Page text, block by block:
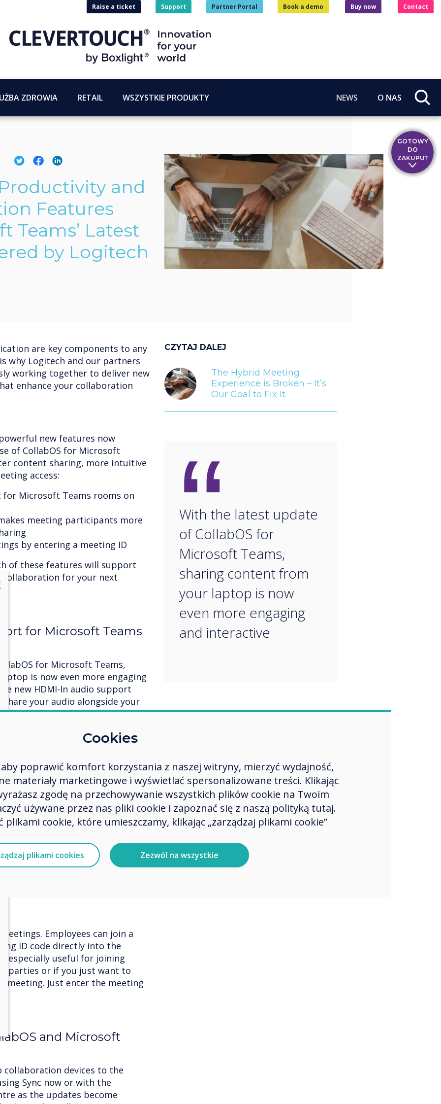
Raise a ticket Support Partner Portal Book a demo Buy now Contact
ZDROWIA RETAIL WSZYSTKIE PRODUKTY NEWS O NAS
and
Features
Teams’ Latest
by Logitech
are key components to any
why Logitech and our partners
working together to deliver new
enhance your collaboration
new features now
of CollabOS for Microsoft
content sharing, more intuitive
access:
for Microsoft Teams rooms on
meeting participants more
by entering a meeting ID
of these features will support
collaboration for your next
for Microsoft Teams
for Microsoft Teams,
is now even more engaging
new HDMI-In audio support
your audio alongside your
cable from your Rally Bar or
the content being shared
making virtual participants
With Microsoft’s FrontRow
Teams Rooms on Android,
Now everyone can be seen
while also engaging with
Employees can join a
ID code directly into the
especially useful for joining
parties or if you just want to
meeting. Just enter the meeting
and Microsoft
collaboration devices to the
Sync now or with the
as the updates become
CZYTAJ DALEJ
The Hybrid Meeting
Experience is Broken – It’s
Our Goal to Fix It
“
With the latest update
of CollabOS for
Microsoft Teams,
sharing content from
your laptop is now
even more engaging
and interactive
GOTOWY
DO
ZAKUPU?
Cookies
poprawić komfort korzystania z naszej witryny, mierzyć wydajność,
materiały marketingowe i wyświetlać spersonalizowane treści. Klikając
zgodę na przechowywanie wszystkich plików cookie na Twoim
używane przez nas pliki cookie i zapoznać się z naszą polityką tutaj.
plikami cookie, które umieszczamy, klikając „zarządzaj plikami cookie”
plikami cookies Zezwól na wszystkie